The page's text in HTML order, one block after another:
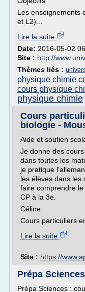
Les enseignements
et L2)...
Lire la suite
Date: 2016-05-02
Site : http://
Thèmes liés :
physique chimie
cours physique
physique chimie
Cours
biologie -
Aide et soutien
Je donne des
dans toutes les
je pratique
les élèves dans les
faire comprendre
CP à la 3e.
Céline
Cours particuliers
Lire la suite
Site : https://
Prépa
Prépa Sciences :